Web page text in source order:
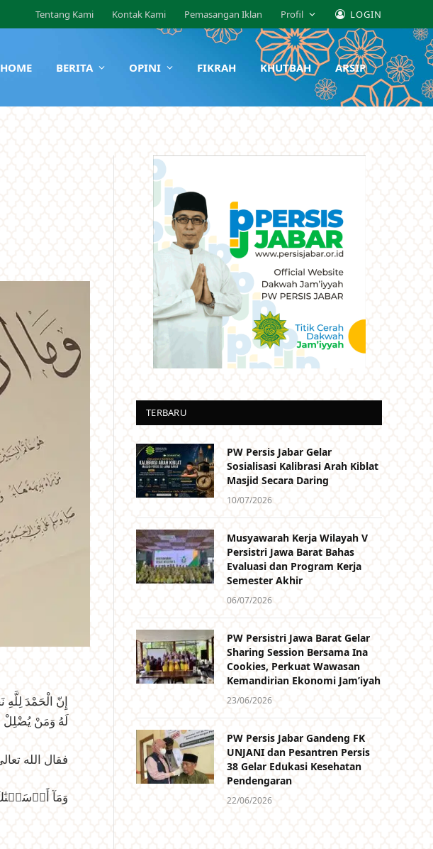
Tentang Kami Kontak Kami Pemasangan Iklan Profil LOGIN
HOME BERITA OPINI FIKRAH KHUTBAH ARSIP
إِنّ الْحَمْدَ لِلَّهِ
لَهُ وَمَنْ يُضْلِلْ
فقال الله
وَمَآ
TERBARU
PW Persis Jabar Gelar
Sosialisasi Kalibrasi Arah Kiblat
Masjid Secara Daring
10/07/2026
Musyawarah Kerja Wilayah V
Persistri Jawa Barat Bahas
Evaluasi dan Program Kerja
Semester Akhir
06/07/2026
PW Persistri Jawa Barat Gelar
Sharing Session Bersama Ina
Cookies, Perkuat Wawasan
Kemandirian Ekonomi Jam’iyah
23/06/2026
PW Persis Jabar Gandeng FK
UNJANI dan Pesantren Persis
38 Gelar Edukasi Kesehatan
Pendengaran
22/06/2026